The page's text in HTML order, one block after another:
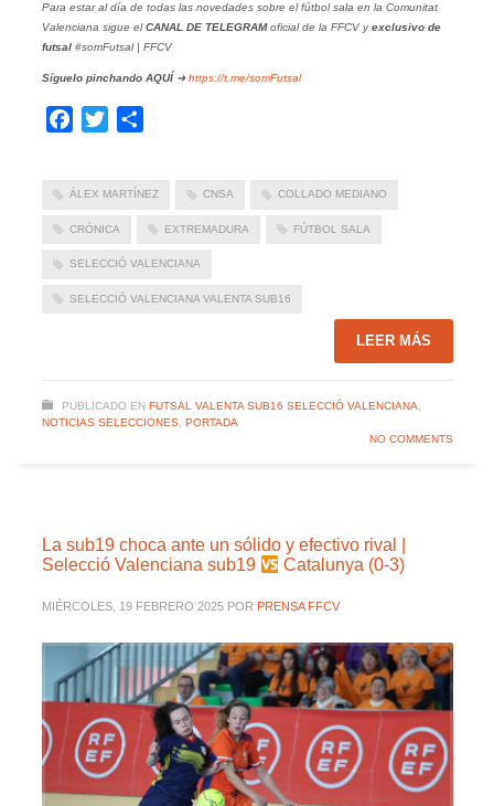
Para estar al día de todas las novedades sobre el fútbol sala en la Comunitat
Valenciana sigue elCANAL DE TELEGRAMoficial de la FFCV yexclusivo de
futsal#somFutsal | FFCV
Síguelo pinchando AQUÍ➜https://t.me/somFutsal
Facebook
Twitter
ÁLEX MARTÍNEZ CNSA COLLADO MEDIANO
CRÓNICA EXTREMADURA FÚTBOL SALA
SELECCIÓ VALENCIANA
SELECCIÓ VALENCIANA VALENTA SUB16
LEER MÁS
PUBLICADO EN FUTSAL VALENTA SUB16 SELECCIÓ VALENCIANA
NOTICIAS SELECCIONES, PORTADA
NO COMMENTS
La sub19 choca ante un sólido y efectivo rival |
Selecció Valenciana sub19
Catalunya (0-3)
MIÉRCOLES, 19 FEBRERO 2025 POR PRENSA FFCV